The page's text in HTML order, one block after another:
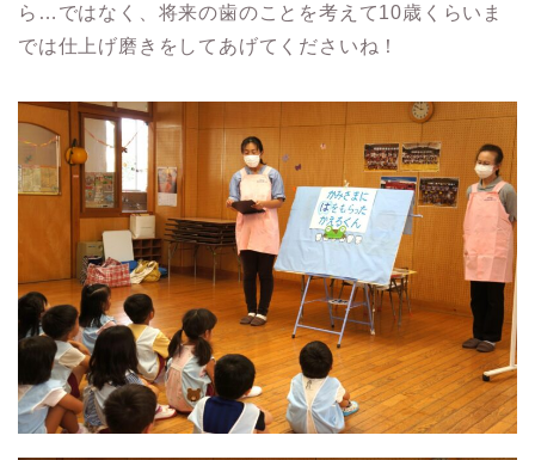
ら…ではなく、将来の歯のことを考えて10歳くらいま
では仕上げ磨きをしてあげてくださいね！